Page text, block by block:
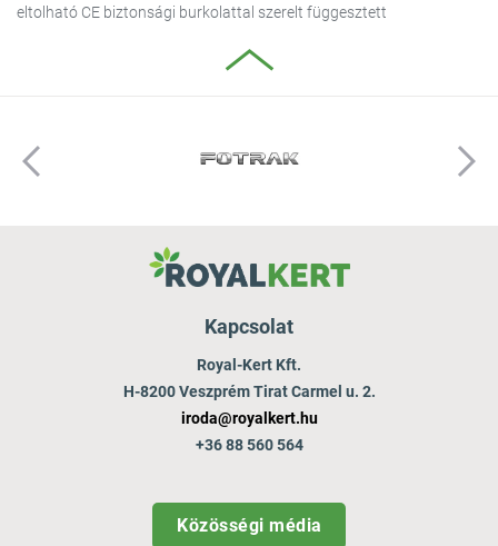
eltolható CE biztonsági burkolattal szerelt függesztett
Kapcsolat
Royal-Kert Kft.
H-8200 Veszprém Tirat Carmel u. 2.
iroda@royalkert.hu
+36 88 560 564
Közösségi média